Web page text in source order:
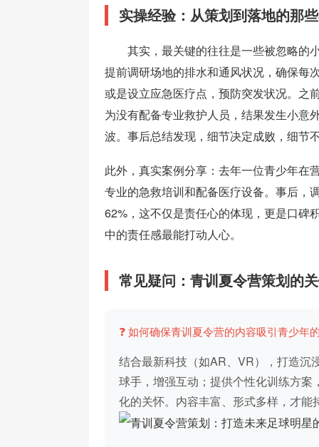
实操经验：从策划到落地的那
其实，最关键的往往是一些被忽略的
提前调研场地的排水和通风状况，确保每
或是设立应急医疗点，预防突发状况。之
为没有配备专业救护人员，结果发生小意
波。事后总结发现，细节决定成败，细节
此外，真实案例分享：去年一位青少年在
专业的急救培训和配备医疗设备。事后，
62%，这不仅是责任心的体现，更是口碑
中的责任感最能打动人心。
常见疑问：青训夏令营策划的
❓ 如何确保青训夏令营的内容吸引青少年
结合最新科技（如AR、VR），打造沉
球手，增强互动；提供个性化训练方案
化的关怀。内容丰富、形式多样，才能